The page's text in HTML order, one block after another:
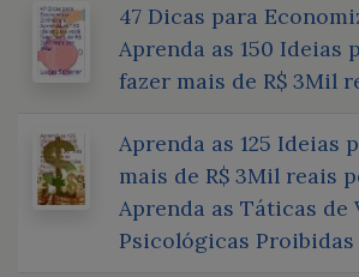
47 Dicas para
Aprenda as 150 Ideias
fazer mais de R$ 3Mil
Aprenda as 125 Ideias
mais de R$ 3Mil reais
Aprenda as Táticas de
Psicológicas Proibidas